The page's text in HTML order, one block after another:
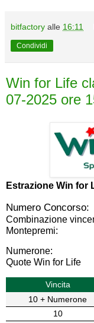
bitfactory alle 16:11
Condividi
Win for Life
07-2025 ore
Estrazione Win for
Numero Concorso:
Combinazione
Montepremi:
Numerone:
Quote Win for Life
Vincita
10 + Numerone
10